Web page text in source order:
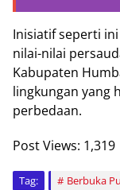
Inisiatif seperti
nilai-nilai
Kabupaten
lingkungan yang
perbedaan.
Post Views: 1,319
Tag: Berbuka